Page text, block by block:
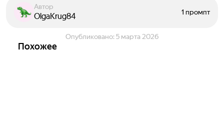
Автор
OlgaKrug84 1 промпт
Опубликовано: 5 марта 2026
Похожее